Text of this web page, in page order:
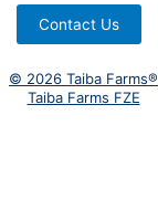
Contact Us
© 2026 Taiba Farms®
Taiba Farms FZE